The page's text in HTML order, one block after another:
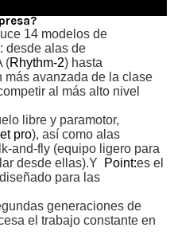
14 modelos de
desde alas de
(Rhythm-2) hasta
más avanzada de la clase
al más alto nivel
libre y paramotor,
pro), así como alas
and-fly (equipo ligero para
desde ellas).Y
Point:es el
para las
generaciones de
el trabajo constante en